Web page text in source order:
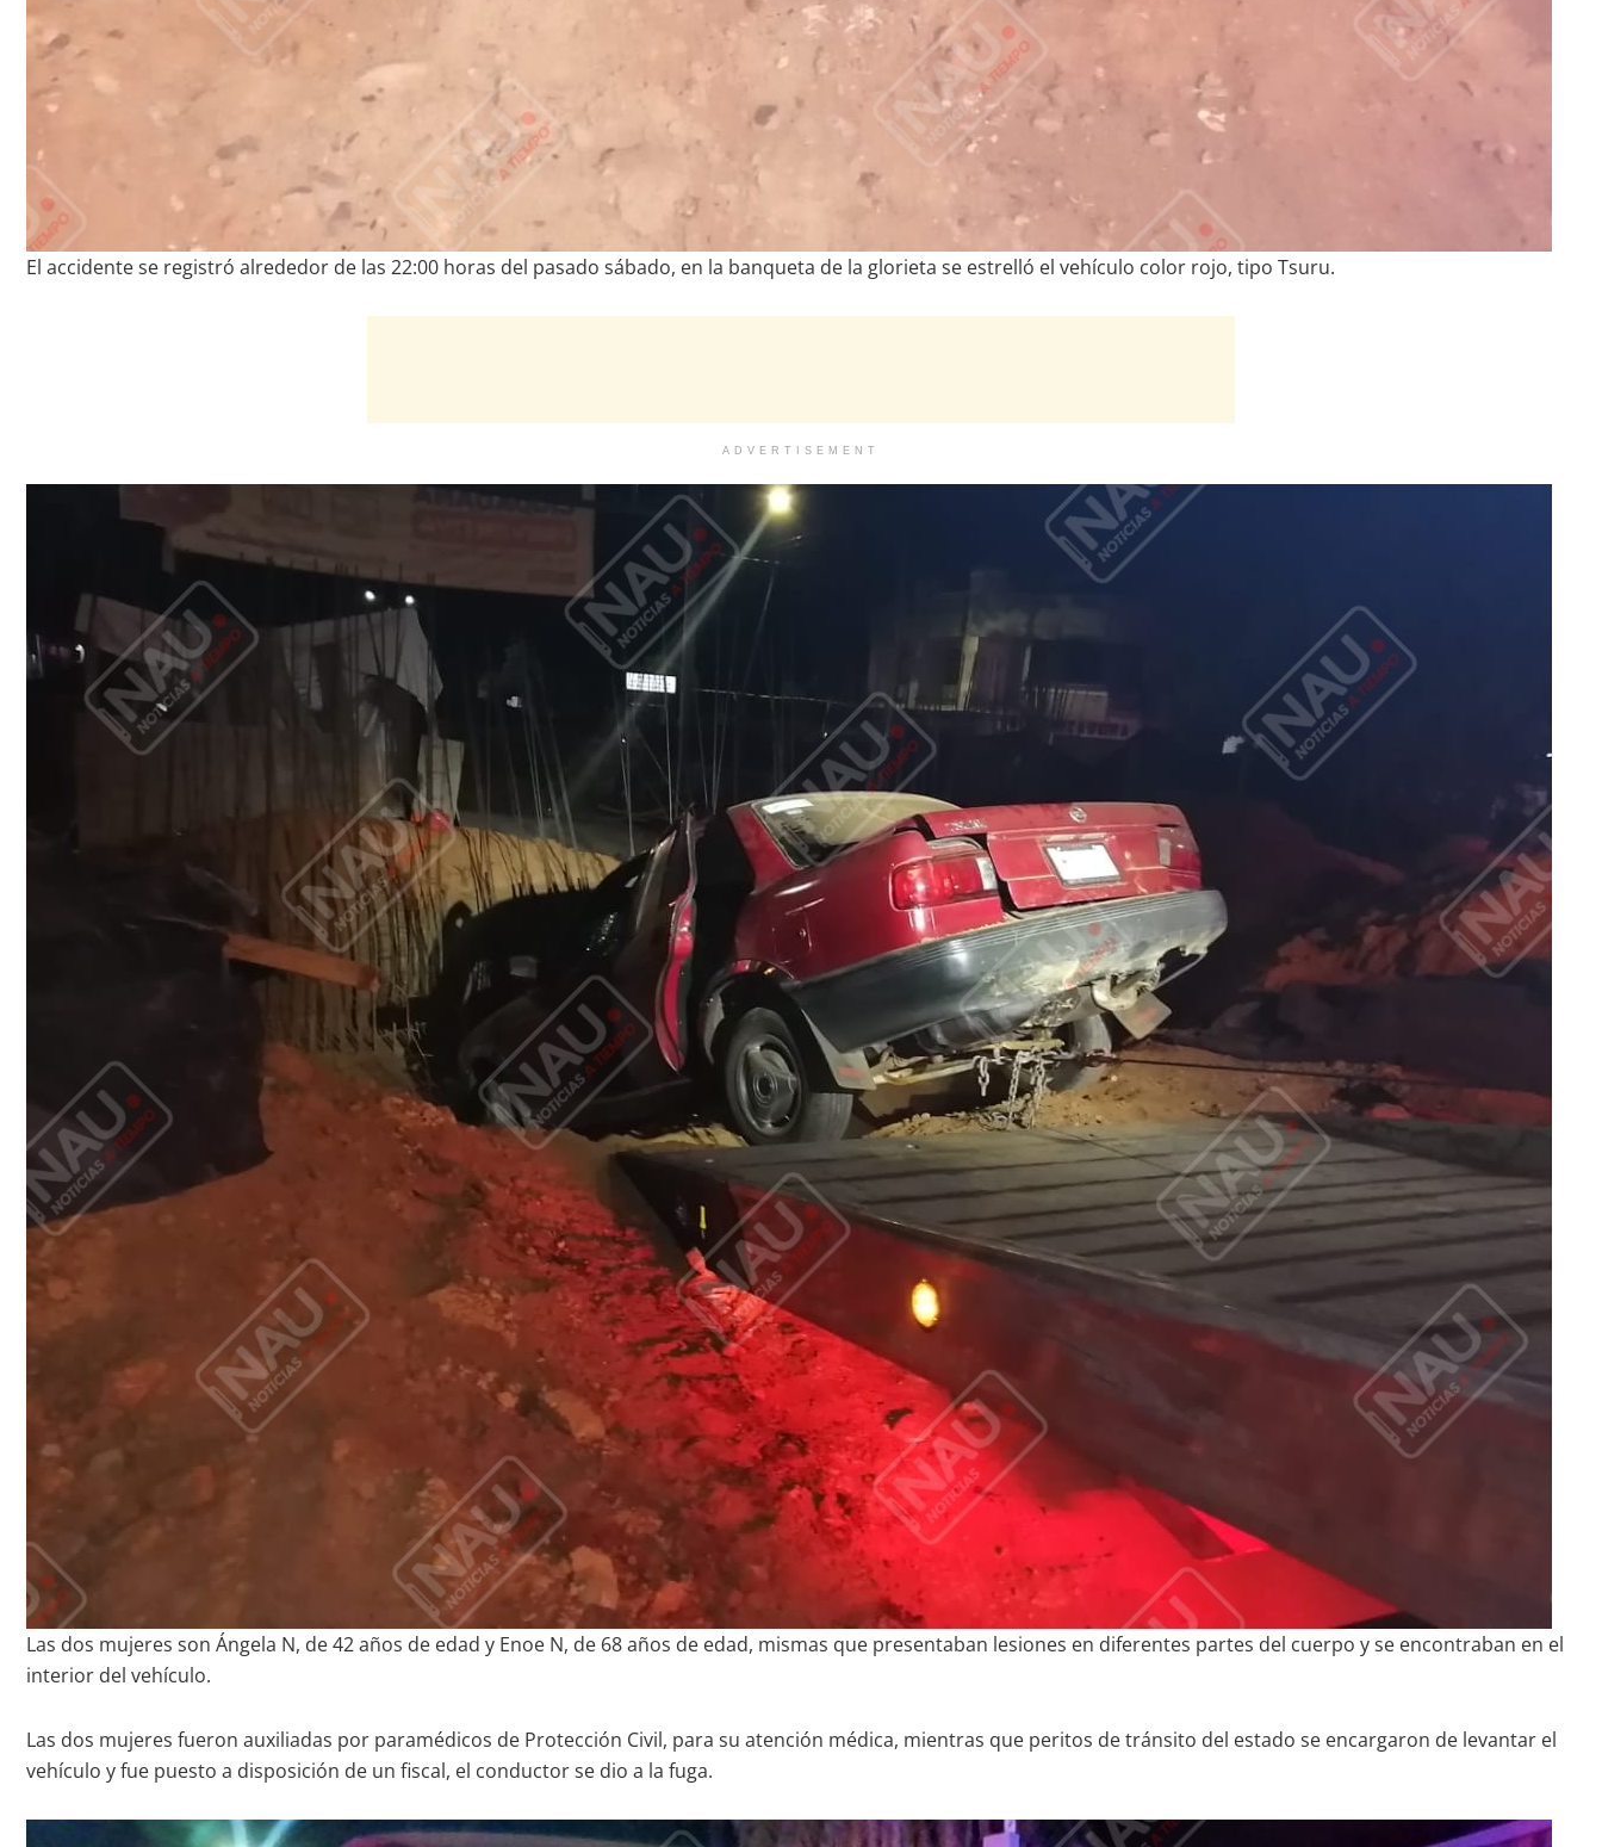
El accidente se registró alrededor de las 22:00 horas del pasado sábado, en la banqueta de la glorieta se estrelló el vehículo color rojo, tipo Tsuru.
ADVERTISEMENT
Las dos mujeres son Ángela N, de 42 años de edad y Enoe N, de 68 años de edad, mismas que presentaban lesiones en diferentes partes del cuerpo y se encontraban en el
interior del vehículo.
Las dos mujeres fueron auxiliadas por paramédicos de Protección Civil, para su atención médica, mientras que peritos de tránsito del estado se encargaron de levantar el
vehículo y fue puesto a disposición de un fiscal, el conductor se dio a la fuga.